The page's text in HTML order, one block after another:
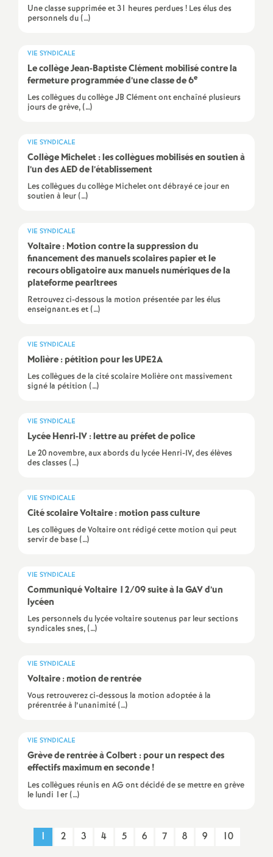
n
m
e
d
e
S
o
d
e
r
é
l
a
n
Une classe supprimée et 31 heures perdues ! Les élus des
personnels du (…)
VIE SYNDICALE
Le collège Jean-Baptiste Clément mobilisé contre la
fermeture programmée d’une classe de 6e
Les collègues du collège JB Clément ont enchaîné plusieurs
jours de grève, (…)
VIE SYNDICALE
Collège Michelet : les collègues mobilisés en soutien à
l’un des AED de l’établissement
Les collègues du collège Michelet ont débrayé ce jour en
soutien à leur (…)
VIE SYNDICALE
Voltaire : Motion contre la suppression du
financement des manuels scolaires papier et le
recours obligatoire aux manuels numériques de la
plateforme pearltrees
Retrouvez ci-dessous la motion présentée par les élus
enseignant.es et (…)
VIE SYNDICALE
Molière : pétition pour les UPE2A
Les collègues de la cité scolaire Molière ont massivement
signé la pétition (…)
VIE SYNDICALE
Lycée Henri-IV : lettre au préfet de police
Le 20 novembre, aux abords du lycée Henri-IV, des élèves
des classes (…)
VIE SYNDICALE
Cité scolaire Voltaire : motion pass culture
Les collègues de Voltaire ont rédigé cette motion qui peut
servir de base (…)
VIE SYNDICALE
Communiqué Voltaire 12/09 suite à la GAV d’un
lycéen
Les personnels du lycée voltaire soutenus par leur sections
syndicales snes, (…)
VIE SYNDICALE
Voltaire : motion de rentrée
Vous retrouverez ci-dessous la motion adoptée à la
prérentrée à l’unanimité (…)
VIE SYNDICALE
Grève de rentrée à Colbert : pour un respect des
effectifs maximum en seconde!
Les collègues réunis en AG ont décidé de se mettre en grève
le lundi 1er (…)
1 2 3 4 5 6 7 8 9 10